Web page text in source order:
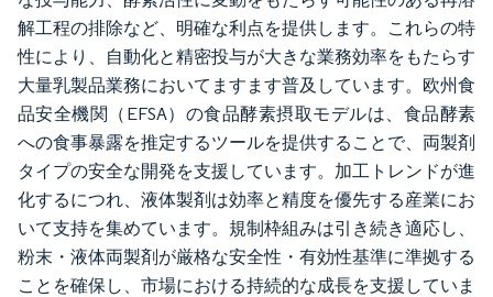
解工程の排除など、明確な利点を提供します。これらの特
性により、自動化と精密投与が大きな業務効率をもたらす
大量乳製品業務においてますます普及しています。欧州食
品安全機関（EFSA）の食品酵素摂取モデルは、食品酵素
への食事暴露を推定するツールを提供することで、両製剤
タイプの安全な開発を支援しています。加工トレンドが進
化するにつれ、液体製剤は効率と精度を優先する産業にお
いて支持を集めています。規制枠組みは引き続き適応し、
粉末・液体両製剤が厳格な安全性・有効性基準に準拠する
ことを確保し、市場における持続的な成長を支援していま